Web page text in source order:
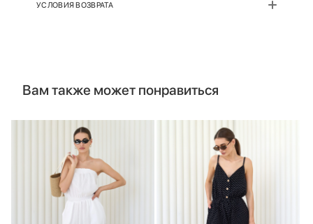
УСЛОВИЯ ВОЗВРАТА
Вам также может понравиться